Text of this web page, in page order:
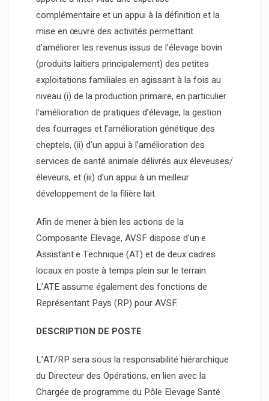
complémentaire et un appui à la définition et la
mise en œuvre des activités permettant
d’améliorer les revenus issus de l’élevage bovin
(produits laitiers principalement) des petites
exploitations familiales en agissant à la fois au
niveau (i) de la production primaire, en particulier
l’amélioration de pratiques d’élevage, la gestion
des fourrages et l’amélioration génétique des
cheptels, (ii) d’un appui à l’amélioration des
services de santé animale délivrés aux éleveuses/
éleveurs, et (iii) d’un appui à un meilleur
développement de la filière lait.
Afin de mener à bien les actions de la
Composante Elevage, AVSF dispose d’un·e
Assistant·e Technique (AT) et de deux cadres
locaux en poste à temps plein sur le terrain.
L’ATE assume également des fonctions de
Représentant Pays (RP) pour AVSF.
DESCRIPTION DE POSTE
L’AT/RP sera sous la responsabilité hiérarchique
du Directeur des Opérations, en lien avec la
Chargée de programme du Pôle Elevage Santé